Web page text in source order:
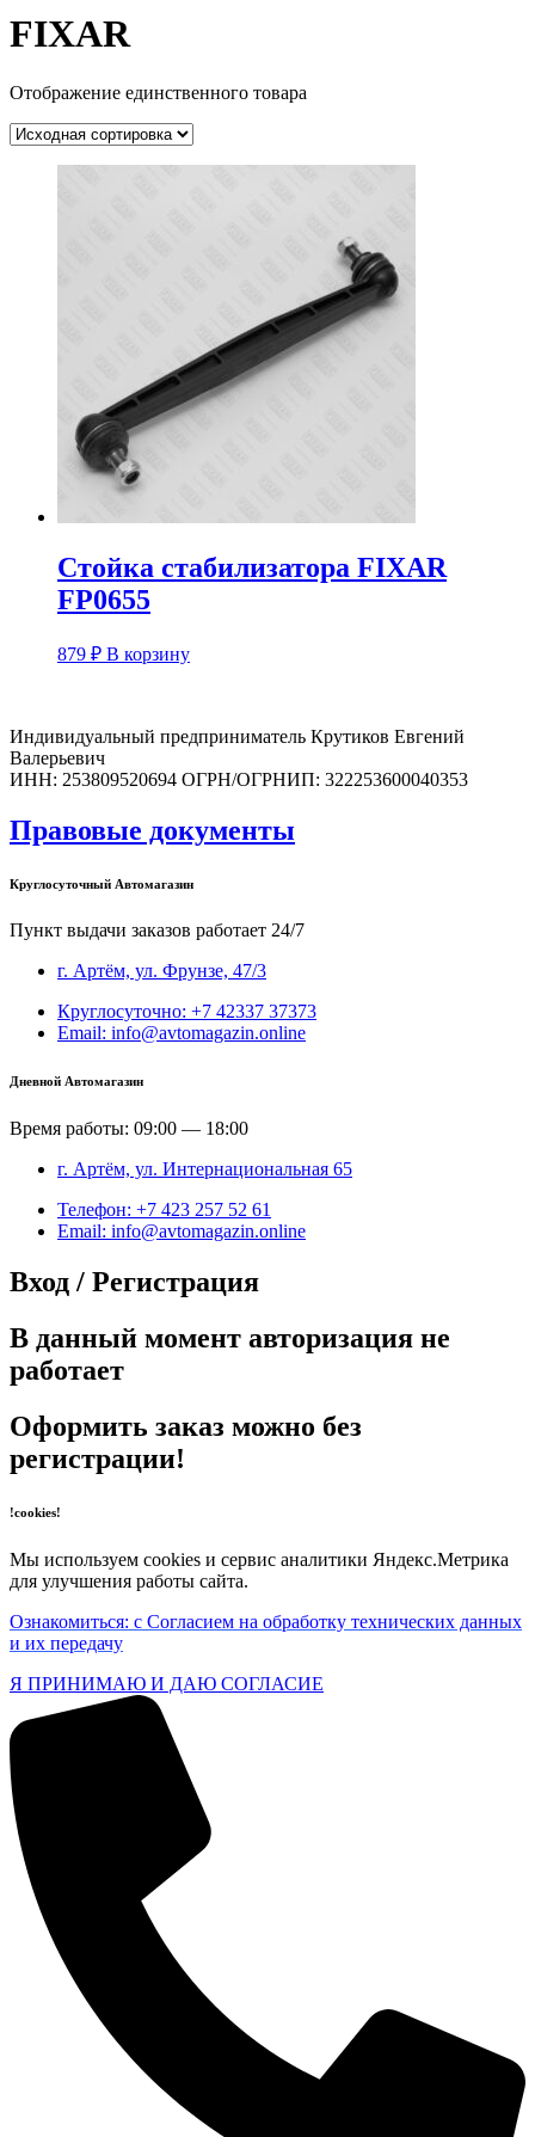
FIXAR
Отображение единственного товара
Стойка стабилизатора FIXAR
FP0655
879 ₽ В корзину
Индивидуальный предприниматель Крутиков Евгений
Валерьевич
ИНН: 253809520694 ОГРН/ОГРНИП: 322253600040353
Правовые документы
Круглосуточный Автомагазин
Пункт выдачи заказов работает 24/7
г. Артём, ул. Фрунзе, 47/3
Круглосуточно: +7 42337 37373
Email: info@avtomagazin.online
Дневной Автомагазин
Время работы: 09:00 — 18:00
г. Артём, ул. Интернациональная 65
Телефон: +7 423 257 52 61
Email: info@avtomagazin.online
Вход / Регистрация
В данный момент авторизация не
работает
Оформить заказ можно без
регистрации!
!cookies!
Мы используем cookies и сервис аналитики Яндекс.Метрика
для улучшения работы сайта.
Ознакомиться: с Согласием на обработку технических данных
и их передачу
Я ПРИНИМАЮ И ДАЮ СОГЛАСИЕ